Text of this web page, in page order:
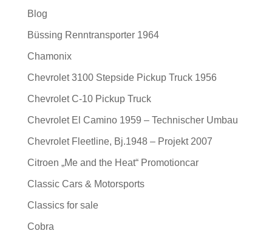
Blog
Büssing Renntransporter 1964
Chamonix
Chevrolet 3100 Stepside Pickup Truck 1956
Chevrolet C-10 Pickup Truck
Chevrolet El Camino 1959 – Technischer Umbau
Chevrolet Fleetline, Bj.1948 – Projekt 2007
Citroen „Me and the Heat“ Promotioncar
Classic Cars & Motorsports
Classics for sale
Cobra